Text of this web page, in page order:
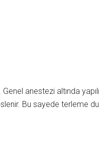
anestezi altında
Bu sayede terleme